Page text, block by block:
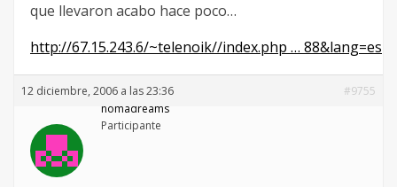
que llevaron acabo hace poco…
http://67.15.243.6/~telenoik//index.php … 88&lang=es
12 diciembre, 2006 a las 23:36
#9755
nomadreams
Participante